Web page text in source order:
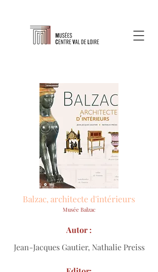
Balzac, architecte d'intérieurs
Musée Balzac
Jean-Jacques Gautier, Nathalie Preiss
Autor :